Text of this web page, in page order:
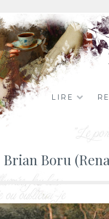
LIRE
Brian Boru